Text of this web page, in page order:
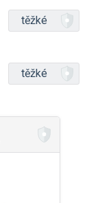
těžké
těžké